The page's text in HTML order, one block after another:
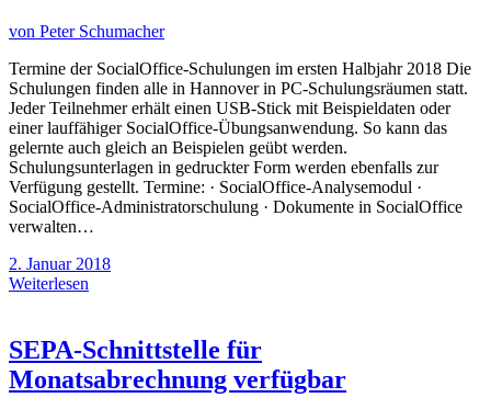
von Peter Schumacher
Termine der SocialOffice-Schulungen im ersten Halbjahr 2018 Die
Schulungen finden alle in Hannover in PC-Schulungsräumen statt.
Jeder Teilnehmer erhält einen USB-Stick mit Beispieldaten oder
einer lauffähiger SocialOffice-Übungsanwendung. So kann das
gelernte auch gleich an Beispielen geübt werden.
Schulungsunterlagen in gedruckter Form werden ebenfalls zur
Verfügung gestellt. Termine: · SocialOffice-Analysemodul ·
SocialOffice-Administratorschulung · Dokumente in SocialOffice
verwalten…
2. Januar 2018
Weiterlesen
SEPA-Schnittstelle für
Monatsabrechnung verfügbar